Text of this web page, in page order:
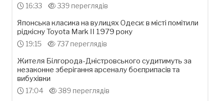
16:33 339 переглядів
Японська класика на вулицях Одеси: в місті помітили
рідкісну Toyota Mark II 1979 року
19:15 737 переглядів
Жителя Білгорода-Дністровського судитимуть за
незаконне зберігання арсеналу боєприпасів та
вибухівки
17:04 389 переглядів